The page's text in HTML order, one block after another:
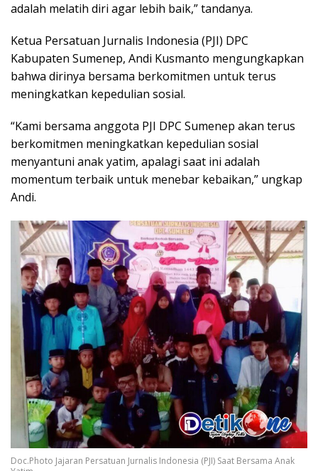
adalah melatih diri agar lebih baik,” tandanya.
Ketua Persatuan Jurnalis Indonesia (PJI) DPC
Kabupaten Sumenep, Andi Kusmanto mengungkapkan
bahwa dirinya bersama berkomitmen untuk terus
meningkatkan kepedulian sosial.
“Kami bersama anggota PJI DPC Sumenep akan terus
berkomitmen meningkatkan kepedulian sosial
menyantuni anak yatim, apalagi saat ini adalah
momentum terbaik untuk menebar kebaikan,” ungkap
Andi.
Doc.Photo Jajaran Persatuan Jurnalis Indonesia (PJI) Saat Bersama Anak